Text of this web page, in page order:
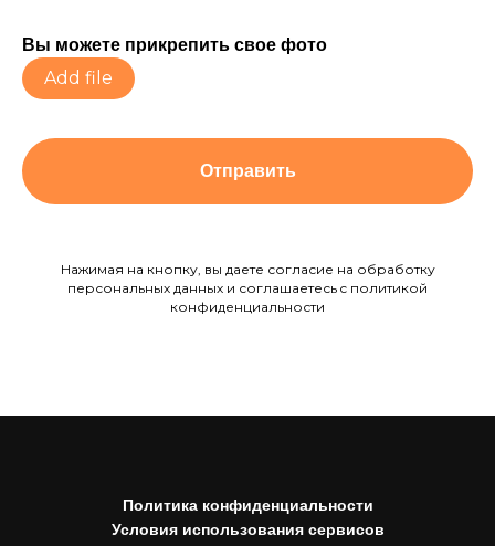
Вы можете прикрепить свое фото
Add file
Отправить
Нажимая на кнопку, вы даете согласие на обработку
персональных данных и соглашаетесь c политикой
конфиденциальности
Политика конфиденциальности
Условия использования сервисов